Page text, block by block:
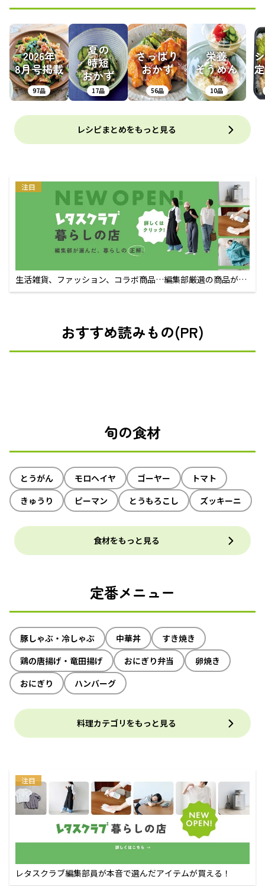
2026年
8月号掲載
97品
夏の
時短
おかず
17品
さっぱり
おかず
56品
栄養
そうめん
10品
レシピまとめをもっと見る
注目
生活雑貨、ファッション、コラボ商品…編集部厳選の商品が買
えるECサイト
おすすめ読みもの(PR)
旬の食材
とうがん モロヘイヤ ゴーヤー
トマト
きゅうり
ピーマン とうもろこし ズッキーニ
食材をもっと見る
定番メニュー
豚しゃぶ・冷しゃぶ 中華丼
すき焼き
鶏の唐揚げ・竜田揚げ
おにぎり弁当
卵焼き
おにぎり
ハンバーグ
料理カテゴリをもっと見る
注目
レタスクラブ編集部員が本音で選んだアイテムが買える！